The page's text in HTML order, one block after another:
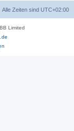
Alle Zeiten sind UTC+02:00
Limited